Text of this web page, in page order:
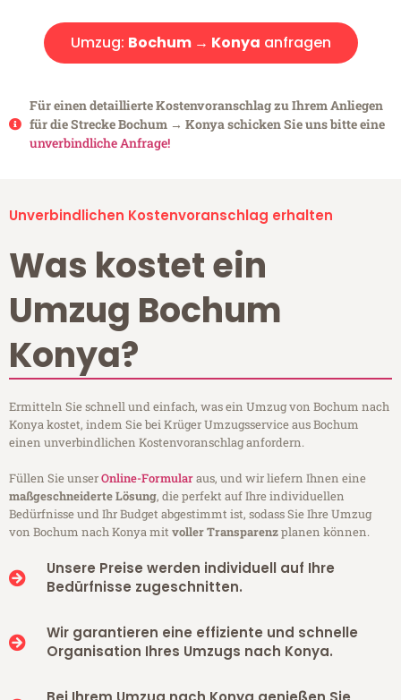
Umzug: Bochum → Konya anfragen
Für einen detaillierte Kostenvoranschlag zu Ihrem Anliegen
für die Strecke Bochum → Konya schicken Sie uns bitte eine
unverbindliche Anfrage!
Unverbindlichen Kostenvoranschlag erhalten
Was kostet ein
Umzug Bochum
Konya?
Ermitteln Sie schnell und einfach, was ein Umzug von Bochum nach
Konya kostet, indem Sie bei Krüger Umzugsservice aus Bochum
einen unverbindlichen Kostenvoranschlag anfordern.
Füllen Sie unserOnline-Formularaus, und wir liefern Ihnen eine
maßgeschneiderte Lösung, die perfekt auf Ihre individuellen
Bedürfnisse und Ihr Budget abgestimmt ist, sodass Sie Ihre Umzug
von Bochum nach Konya mitvoller Transparenzplanen können.
Unsere Preise werden individuell auf Ihre
Bedürfnisse zugeschnitten.
Wir garantieren eine effiziente und schnelle
Organisation Ihres Umzugs nach Konya.